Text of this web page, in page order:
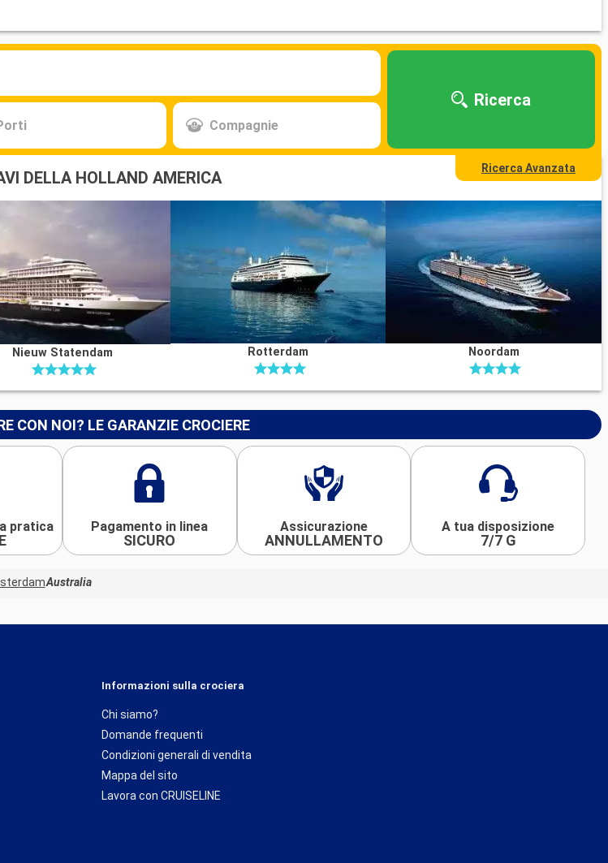
Compagnie
Ricerca
Ricerca Avanzata
DELLA HOLLAND AMERICA
Nieuw Statendam Rotterdam Noordam
CON NOI? LE GARANZIE CROCIERE
pratica Pagamento in linea
SICURO
Assicurazione
ANNULLAMENTO
A tua disposizione
7/7 G
Australia
Informazioni sulla crociera
Chi siamo?
Domande frequenti
Condizioni generali di vendita
Mappa del sito
Lavora con CRUISELINE